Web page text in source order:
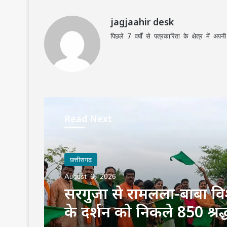
jagjaahir desk
पिछले 7 वर्षों से पत्रकारिता के क्षेत्र में
Read Next
छत्तीसगढ़
August 6, 2026
सरगुजा से रामलला-बाबा
के दर्शन को निकले 850